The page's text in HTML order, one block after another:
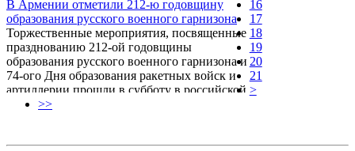
занятия по требованиям безопасности в
условиях повседневной деятельности и на
занятиях по боевой подготовке.
В Армении отметили 212-ю годовщину
образования русского военного гарнизона
Торжественные мероприятия, посвященные
празднованию 212-ой годовщины
образования русского военного гарнизона и
74-ого Дня образования ракетных войск и
артиллерии прошли в субботу в российской
военной базе Южного военного округа
16
17
18
19
20
21
>
>>